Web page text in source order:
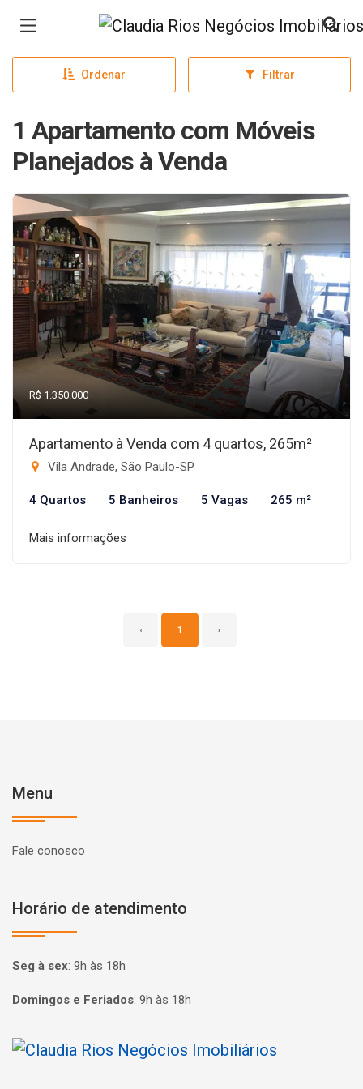
Página inicial
Ordenar Filtrar
1 Apartamento com Móveis
Planejados à Venda
R$ 1.350.000
Apartamento à Venda com 4 quartos, 265m²
Vila Andrade, São Paulo-SP
4 Quartos 5 Banheiros 5 Vagas 265 m²
Mais informações
‹ 1 ›
Menu
Fale conosco
Horário de atendimento
Seg à sex: 9h às 18h
Domingos e Feriados: 9h às 18h
Página inicial